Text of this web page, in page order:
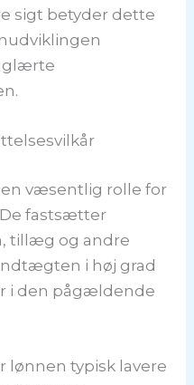
sigt betyder dette
væsentlig rolle for
fastsætter
tillæg og andre
i høj grad
i den pågældende
lønnen typisk lavere